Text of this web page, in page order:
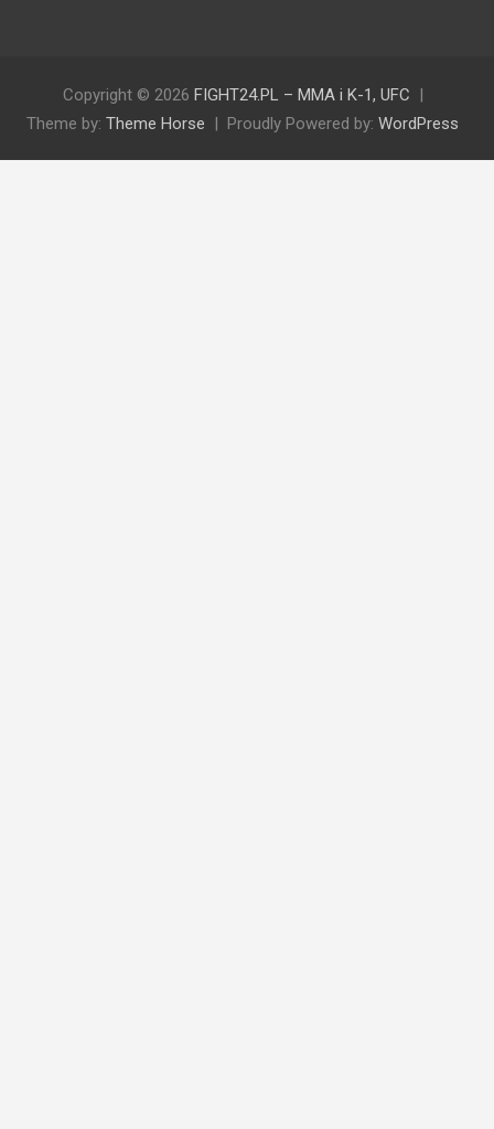
Copyright © 2026 FIGHT24.PL – MMA i K-1, UFC
Theme by: Theme Horse Proudly Powered by: WordPress